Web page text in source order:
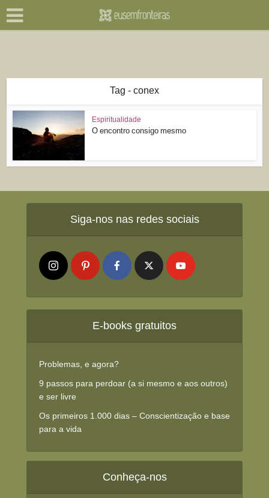
Tag - conex
Espiritualidade
O encontro consigo mesmo
Siga-nos nas redes sociais
E-books gratuitos
Problemas, e agora?
9 passos para perdoar (a si mesmo e aos outros)
e ser livre
Os primeiros 1.000 dias – Conscientização e base
para a vida
Conheça-nos